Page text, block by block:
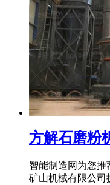
方解石磨粉
智能制造网为您
矿山机械有限公司